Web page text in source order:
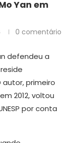
Yan em
0 comentário
defendeu a
autor, primeiro
2012, voltou
por conta